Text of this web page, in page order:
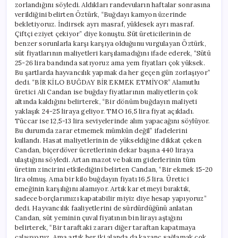
zorlandığını söyledi. Aldıkları randevuların haftalar sonrasına
verildiğini belirten Öztürk, “Buğdayı kamyon üzerinde
bekletiyoruz. İndirsek ayrı masraf, yüklesek ayrı masraf.
Çiftçi eziyet çekiyor” diye konuştu. Süt üreticilerinin de
benzer sorunlarla karşı karşıya olduğunu vurgulayan Öztürk,
süt fiyatlarının maliyetleri karşılamadığını ifade ederek, “Sütü
25-26 lira bandında satıyoruz ama yem fiyatları çok yüksek.
Bu şartlarda hayvancılık yapmak da her geçen gün zorlaşıyor”
dedi. “BİR KİLO BUĞDAY BİR EKMEK ETMİYOR” Alamutlu
üretici Ali Candan ise buğday fiyatlarının maliyetlerin çok
altında kaldığını belirterek, “Bir dönüm buğdayın maliyeti
yaklaşık 24-25 liraya geliyor. TMO 16,5 lira fiyat açıkladı.
Tüccar ise 12,5-13 lira seviyelerinde alım yapacağını söylüyor.
Bu durumda zarar etmemek mümkün değil” ifadelerini
kullandı. Hasat maliyetlerinin de yükseldiğine dikkat çeken
Candan, biçerdöver ücretlerinin dekar başına 440 liraya
ulaştığını söyledi. Artan mazot ve bakım giderlerinin tüm
üretim zincirini etkilediğini belirten Candan, “Bir ekmek 15-20
lira olmuş. Ama bir kilo buğdayın fiyatı 16,5 lira. Üretici
emeğinin karşılığını alamıyor. Artık kar etmeyi bıraktık,
sadece borçlarımızı kapatabilir miyiz diye hesap yapıyoruz”
dedi. Hayvancılık faaliyetlerini de sürdürdüğünü anlatan
Candan, süt yeminin çuval fiyatının bin lirayı aştığını
belirterek, “Bir taraftaki zararı diğer taraftan kapatmaya